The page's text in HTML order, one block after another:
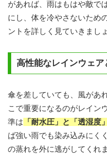
があれば、雨はもはや敵で
にし、体を冷やさないため
ントを詳しく見ていきまし
高性能なレインウェ
傘を差していても、風があ
こで重要になるのがレイン
準は 「耐水圧」と「透湿度
ば強い雨でも染み込みにく
の蒸れを外に逃がしてくれ